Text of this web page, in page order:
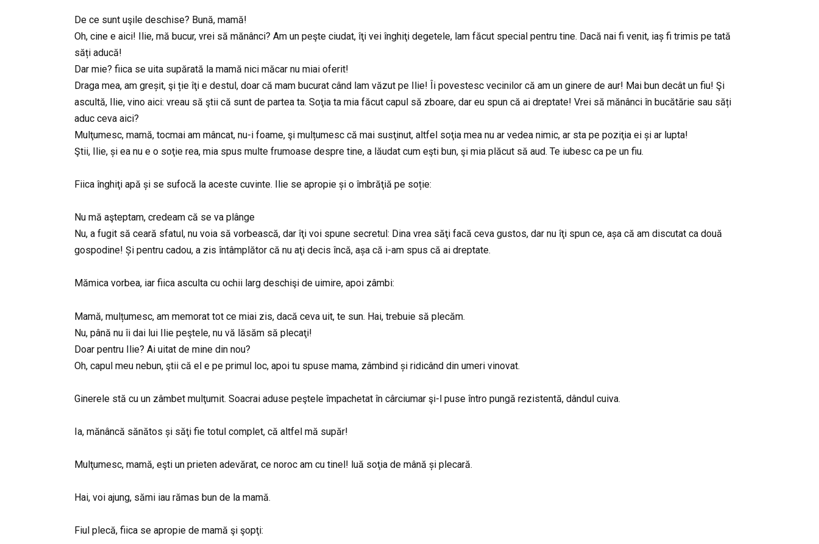
De ce sunt uşile deschise? Bună, mamă!
Oh, cine e aici! Ilie, mă bucur, vrei să mănânci? Am un peşte ciudat, îţi vei înghiţi degetele, lam făcut special pentru tine. Dacă nai fi venit, iaș fi trimis pe tată
săți aducă!
Dar mie? fiica se uita supărată la mamă nici măcar nu miai oferit!
Draga mea, am greșit, şi ție îţi e destul, doar că mam bucurat când lam văzut pe Ilie! Îi povestesc vecinilor că am un ginere de aur! Mai bun decât un fiu! Şi
ascultă, Ilie, vino aici: vreau să ştii că sunt de partea ta. Soţia ta mia făcut capul să zboare, dar eu spun că ai dreptate! Vrei să mănânci în bucătărie sau săți
aduc ceva aici?
Mulţumesc, mamă, tocmai am mâncat, nu-i foame, şi mulțumesc că mai susţinut, altfel soţia mea nu ar vedea nimic, ar sta pe poziţia ei și ar lupta!
Ştii, Ilie, și ea nu e o soţie rea, mia spus multe frumoase despre tine, a lăudat cum eşti bun, şi mia plăcut să aud. Te iubesc ca pe un fiu.
Fiica înghiţi apă și se sufocă la aceste cuvinte. Ilie se apropie și o îmbrăţiă pe soție:
Nu mă aşteptam, credeam că se va plânge
Nu, a fugit să ceară sfatul, nu voia să vorbească, dar îţi voi spune secretul: Dina vrea săţi facă ceva gustos, dar nu îţi spun ce, așa că am discutat ca două
gospodine! Și pentru cadou, a zis întâmplător că nu aţi decis încă, așa că i-am spus că ai dreptate.
Mămica vorbea, iar fiica asculta cu ochii larg deschişi de uimire, apoi zâmbi:
Mamă, mulțumesc, am memorat tot ce miai zis, dacă ceva uit, te sun. Hai, trebuie să plecăm.
Nu, până nu îi dai lui Ilie peştele, nu vă lăsăm să plecaţi!
Doar pentru Ilie? Ai uitat de mine din nou?
Oh, capul meu nebun, ştii că el e pe primul loc, apoi tu spuse mama, zâmbind și ridicând din umeri vinovat.
Ginerele stă cu un zâmbet mulţumit. Soacrai aduse peştele împachetat în cârciumar şi-l puse întro pungă rezistentă, dândul cuiva.
Ia, mănâncă sănătos și săţi fie totul complet, că altfel mă supăr!
Mulţumesc, mamă, eşti un prieten adevărat, ce noroc am cu tinel! luă soţia de mână și plecară.
Hai, voi ajung, sămi iau rămas bun de la mamă.
Fiul plecă, fiica se apropie de mamă şi şopţi: